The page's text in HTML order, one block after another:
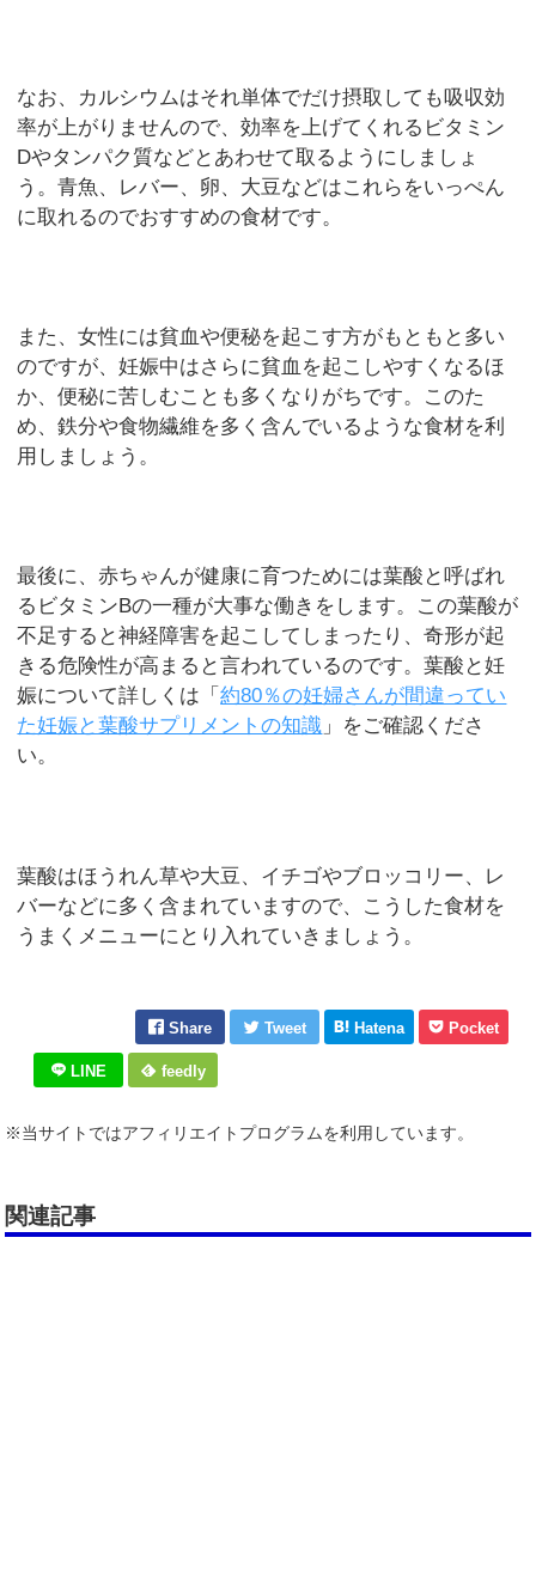
なお、カルシウムはそれ単体でだけ摂取しても吸収効
率が上がりませんので、効率を上げてくれるビタミン
Dやタンパク質などとあわせて取るようにしましょ
う。青魚、レバー、卵、大豆などはこれらをいっぺん
に取れるのでおすすめの食材です。
また、女性には貧血や便秘を起こす方がもともと多い
のですが、妊娠中はさらに貧血を起こしやすくなるほ
か、便秘に苦しむことも多くなりがちです。このた
め、鉄分や食物繊維を多く含んでいるような食材を利
用しましょう。
最後に、赤ちゃんが健康に育つためには葉酸と呼ばれ
るビタミンBの一種が大事な働きをします。この葉酸が
不足すると神経障害を起こしてしまったり、奇形が起
きる危険性が高まると言われているのです。葉酸と妊
娠について詳しくは「約80％の妊婦さんが間違ってい
た妊娠と葉酸サプリメントの知識 」をご確認くださ
い。
葉酸はほうれん草や大豆、イチゴやブロッコリー、レ
バーなどに多く含まれていますので、こうした食材を
うまくメニューにとり入れていきましょう。
Share Tweet Hatena Pocket
LINE feedly
※当サイトではアフィリエイトプログラムを利用しています。
関連記事